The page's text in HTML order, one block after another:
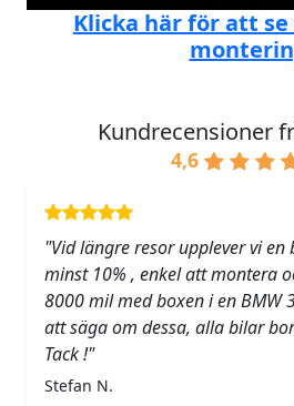
Klicka här för att
Kundrecensioner
4,6
"Vid längre resor upplever vi
minst 10% , enkel att montera
8000 mil med boxen i en BMW
att säga om dessa, alla bilar
Tack !"
Stefan N.